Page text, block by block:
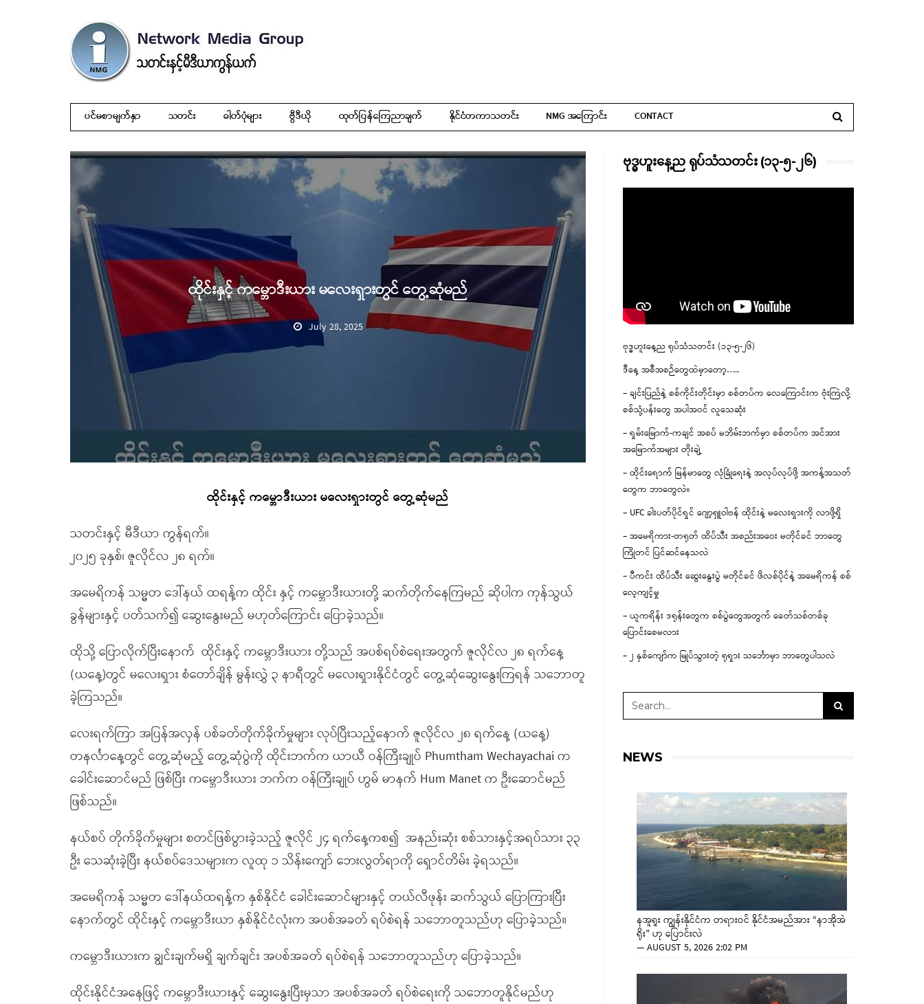
ပင်မစာမျက်နှာ သတင်း ဓါတ်ပုံများ ဗွီဒီယို ထုတ်ပြန်ကြေညာချက် နိုင်ငံတကာသတင်း NMG အကြောင်း CONTACT
ထိုင်းနှင့် ကမ္ဘောဒီးယား မလေးရှားတွင် တွေ့ဆုံမည်
July 28, 2025
ထိုင်းနှင့် ကမ္ဘောဒီးယား မလေးရှားတွင် တွေ့ဆုံမည်
သတင်းနှင့် မီဒီယာ ကွန်ရက်။
၂၀၂၅ ခုနှစ်၊ ဇူလိုင်လ ၂၈ ရက်။
အမေရိကန် သမ္မတ ဒေါ်နယ် ထရန့်က ထိုင်း နှင့် ကမ္ဘောဒီးယားတို့ ဆက်တိုက်နေကြမည် ဆိုပါက ကုန်သွယ်
ခွန်များနှင့် ပတ်သက်၍ ဆွေးနွေးမည် မဟုတ်ကြောင်း ပြောခဲ့သည်။
ထိုသို့ ပြောလိုက်ပြီးနောက် ထိုင်းနှင့် ကမ္ဘောဒီးယား တို့သည် အပစ်ရပ်စဲရေးအတွက် ဇူလိုင်လ ၂၈ ရက်နေ့
(ယနေ့)တွင် မလေးရှား စံတော်ချိန် မွန်းလွှဲ ၃ နာရီတွင် မလေးရှားနိုင်ငံတွင် တွေ့ဆုံဆွေးနွေးကြရန် သဘောတူ
ခဲ့ကြသည်။
လေးရက်ကြာ အပြန်အလှန် ပစ်ခတ်တိုက်ခိုက်မှုများ လုပ်ပြီးသည့်နောက် ဇူလိုင်လ ၂၈ ရက်နေ့ (ယနေ့)
တနင်္လာနေ့တွင် တွေ့ဆုံမည့် တွေ့ဆုံပွဲကို ထိုင်းဘက်က ယာယီ ဝန်ကြီးချုပ် Phumtham Wechayachai က
ခေါင်းဆောင်မည် ဖြစ်ပြီး ကမ္ဘောဒီးယား ဘက်က ဝန်ကြီးချုပ် ဟွမ် မာနက် Hum Manet က ဦးဆောင်မည်
ဖြစ်သည်။
နယ်စပ် တိုက်ခိုက်မှုများ စတင်ဖြစ်ပွားခဲ့သည့် ဇူလိုင် ၂၄ ရက်နေ့ကစ၍ အနည်းဆုံး စစ်သားနှင့်အရပ်သား ၃၃
ဦး သေဆုံးခဲ့ပြီး နယ်စပ်ဒေသများက လူထု ၁ သိန်းကျော် ဘေးလွတ်ရာကို ရှောင်တိမ်း ခဲ့ရသည်။
အမေရိကန် သမ္မတ ဒေါ်နယ်ထရန့်က နှစ်နိုင်ငံ ခေါင်းဆောင်များနှင့် တယ်လီဖုန်း ဆက်သွယ် ပြောကြားပြီး
နောက်တွင် ထိုင်းနှင့် ကမ္ဘောဒီးယာ နှစ်နိုင်ငံလုံးက အပစ်အခတ် ရပ်စဲရန် သဘောတူသည်ဟု ပြောခဲ့သည်။
ကမ္ဘောဒီးယားက ချွင်းချက်မရှိ ချက်ချင်း အပစ်အခတ် ရပ်စဲရန် သဘောတူသည်ဟု ပြောခဲ့သည်။
ထိုင်းနိုင်ငံအနေဖြင့် ကမ္ဘောဒီးယားနှင့် ဆွေးနွေးပြီးမှသာ အပစ်အခတ် ရပ်စဲရေးကို သဘောတူနိုင်မည်ဟု
ဗုဒ္ဓဟူးနေ့ည ရုပ်သံသတင်း (၁၃-၅-၂၆)
ဗုဒ္ဓဟူးနေ့ည ရုပ်သံသတင်း (၁၃-၅-၂၆)
ဒီနေ့ အစီအစဉ်တွေထဲမှာတော့…..
– ချင်းပြည်နဲ့ စစ်ကိုင်းတိုင်းမှာ စစ်တပ်က လေကြောင်းက ဗုံးကြဲလို့
စစ်သုံ့ပန်းတွေ အပါအဝင် လူသေဆုံး
– ရှမ်းမြောက်-ကချင် အစပ် မဘိမ်းဘက်မှာ စစ်တပ်က အင်အား
အမြောက်အများ တိုးချဲ့
– ထိုင်းရောက် မြန်မာတွေ လုံခြုံရေးနဲ့ အလုပ်လုပ်ဖို့ အကန့်အသတ်
တွေက ဘာတွေလဲ။
– UFC ခါးပတ်ပိုင်ရှင် ဂျော့ရှူဝါဗန် ထိုင်းနဲ့ မလေးရှားကို လာဖို့ရှိ
– အမေရိကား-တရုတ် ထိပ်သီး အစည်းအဝေး မတိုင်ခင် ဘာတွေ
ကြိုတင် ပြင်ဆင်နေသလဲ
– ပီကင်း ထိပ်သီး ဆွေးနွေးပွဲ မတိုင်ခင် ဖိလစ်ပိုင်နဲ့ အမေရိကန် စစ်
လေ့ကျင့်မှု
– ယူကရိန်း ဒရုန်းတွေက စစ်ပွဲတွေအတွက် ခေတ်သစ်တစ်ခု
ပြောင်းစေမလား
– ၂ နှစ်ကျော်က မြုပ်သွားတဲ့ ရုရှား သင်္ဘောမှာ ဘာတွေပါသလဲ
NEWS
နအူရူး ကျွန်းနိုင်ငံက တရားဝင် နိုင်ငံအမည်အား “နာအိုအဲ
ရိုး” ဟု ပြောင်းလဲ
—AUGUST 5, 2026 2:02 PM